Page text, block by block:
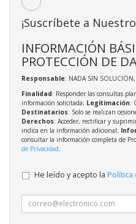
¡Suscríbete a
INFORMACIÓN
PROTECCIÓN DE
Responsable: NADA SIN SOLUCION,
Finalidad: Responder las consultas
información solicitada; Legitimación:
Destinatarios: Solo se realizan
Derechos: Acceder, rectificar y
indica en la información adicional;
consultar la información completa de
de Privacidad.
He leído y acepto la Política